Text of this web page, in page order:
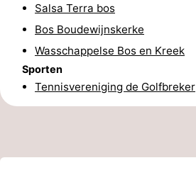
Natuur
Haamstede
Natuur
Kop
Walcheren
-
Salsa Terra bos
Bos Boudewijnskerke
Wasschappelse Bos en Kreek
Sporten
Tennisvereniging de Golfbreker